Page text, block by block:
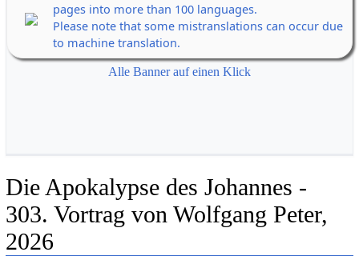
pages into more than 100 languages.
Please note that some mistranslations can occur due
to machine translation.
Alle Banner auf einen Klick
Die Apokalypse des Johannes -
303. Vortrag von Wolfgang Peter,
2026